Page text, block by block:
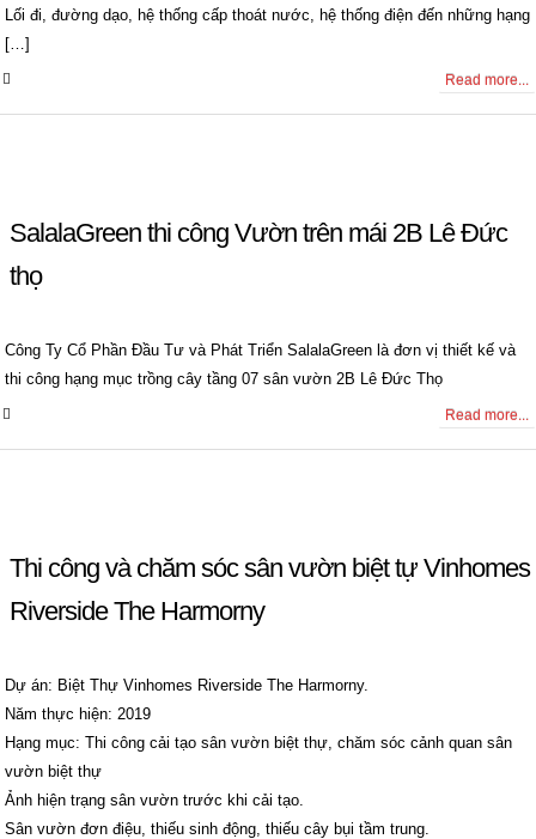
Lối đi, đường dạo, hệ thống cấp thoát nước, hệ thống điện đến những hạng
[…]
Read more...
SalalaGreen thi công Vườn trên mái 2B Lê Đức
thọ
Công Ty Cổ Phần Đầu Tư và Phát Triển SalalaGreen là đơn vị thiết kế và
thi công hạng mục trồng cây tầng 07 sân vườn 2B Lê Đức Thọ
Read more...
Thi công và chăm sóc sân vườn biệt tự Vinhomes
Riverside The Harmorny
Dự án: Biệt Thự Vinhomes Riverside The Harmorny.
Năm thực hiện: 2019
Hạng mục: Thi công cải tạo sân vườn biệt thự, chăm sóc cảnh quan sân
vườn biệt thự
Ảnh hiện trạng sân vườn trước khi cải tạo.
Sân vườn đơn điệu, thiếu sinh động, thiếu cây bụi tầm trung.